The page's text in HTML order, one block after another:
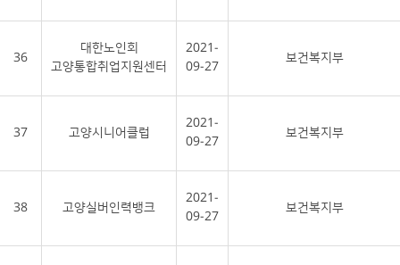
36
대한노인회
고양통합취업지원센터
2021-
09-27
보건복지부
37 고양시니어클럽
2021-
09-27
보건복지부
38 고양실버인력뱅크
2021-
09-27
보건복지부